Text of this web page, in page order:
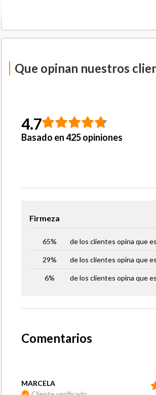
ES
ROSEN
QUILT SURFACE:Responsable
la correcta adaptación al
SUSPENSION SYSTEM:
se sincronizan
arquitectura de Resortes Po-
descanso cada noche.
Que opinan nuestros
4.7
Basado en 425 opiniones
Firmeza
65% de los clientes opina que es
29% de los clientes opina que es
6% de los clientes opina que es
Comentarios
MARCELA